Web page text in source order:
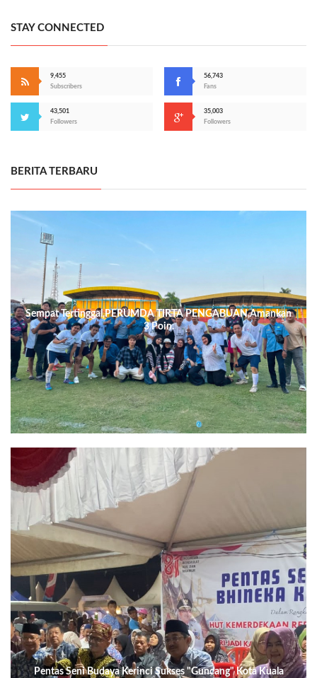
STAY CONNECTED
9,455
Subscribers
56,743
Fans
43,501
Followers
35,003
Followers
BERITA TERBARU
Sempat Tertinggal,PERUMDA TIRTA PENGABUAN,Amankan
3 Poin.
Pentas Seni Budaya Kerinci Sukses "Guncang" Kota Kuala